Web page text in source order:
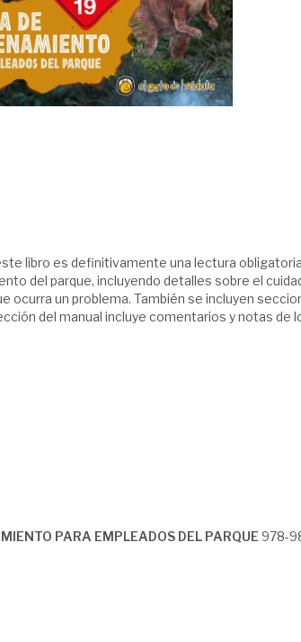
libro es definitivamente una lectura
del parque, incluyendo detalles sobre el
ocurra un problema. También se incluyen
del manual incluye comentarios y notas de
PARA EMPLEADOS DEL PARQUE 978-